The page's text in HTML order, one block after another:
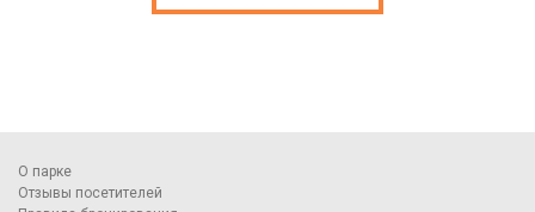
О парке
Отзывы посетителей